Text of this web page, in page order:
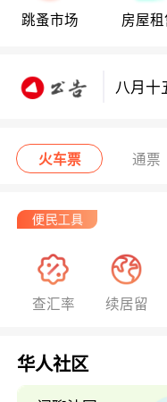
跳蚤市场 房屋租
八月
火车票 通票
查汇率 续居留
华人社区